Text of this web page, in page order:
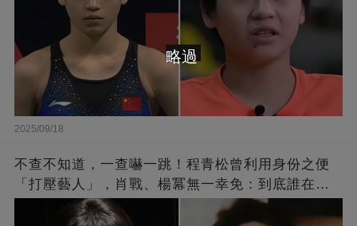
2025/09/18
不查不知道，一查嚇一跳！程青松曾利用身份之便
「打壓藝人」，肖戰、楊冪無一幸免：到底誰在給
略過